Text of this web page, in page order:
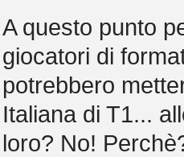
A questo punto
giocatori di
potrebbero
Italiana di T1...
loro? No!